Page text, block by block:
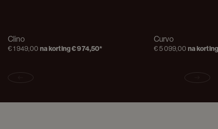
Clino
€ 1 949,00 na korting€ 974,50*
Curvo
€ 5 099,00 na korting
Previous slide Next